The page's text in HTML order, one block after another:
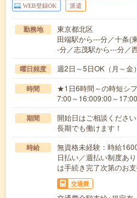
WEB登録OK 派遣
勤務地
東京都北区
田端駅から---分／十条(
-分／志茂駅から---分／
曜日頻度 週2日～5日OK（月～
時間
★1日6時間～の時短シ
7:00～16:009:00～
期間
開始日はご相談くだ
長期でも働けます！
時給
無資格未経験：時給
日払い／週払い制度あ
は手続き完了次第のお支
交通費